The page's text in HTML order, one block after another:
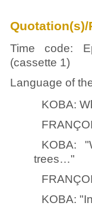
Quotation(s)/
Time code:
(cassette 1)
Language of
KOBA:
KOBA:
trees…"
KOBA: